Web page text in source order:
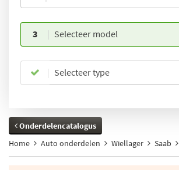
3 Selecteer model
Selecteer type
Onderdelencatalogus
Home
Auto onderdelen Wiellager Saab